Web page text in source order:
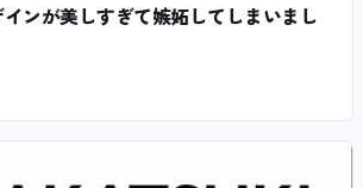
ンが美しすぎて嫉妬してしまいまし